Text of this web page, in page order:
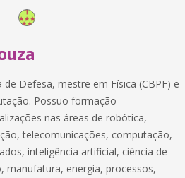
Defesa, mestre em Física (CBPF) e
Possuo formação
nas áreas de robótica,
telecomunicações, computação,
inteligência artificial, ciência de
manufatura, energia, processos,